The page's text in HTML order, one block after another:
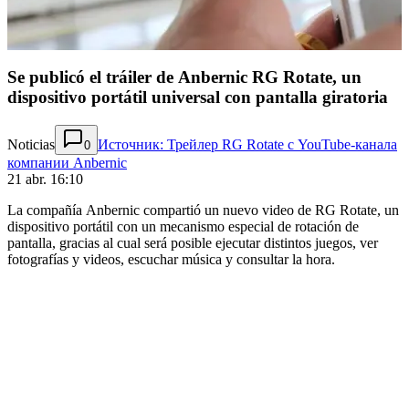
Se publicó el tráiler de Anbernic RG Rotate, un
dispositivo portátil universal con pantalla giratoria
Noticias 0 Источник: Трейлер RG Rotate с YouTube-канала
компании Anbernic
21 abr. 16:10
La compañía Anbernic compartió un nuevo video de RG Rotate, un
dispositivo portátil con un mecanismo especial de rotación de
pantalla, gracias al cual será posible ejecutar distintos juegos, ver
fotografías y videos, escuchar música y consultar la hora.